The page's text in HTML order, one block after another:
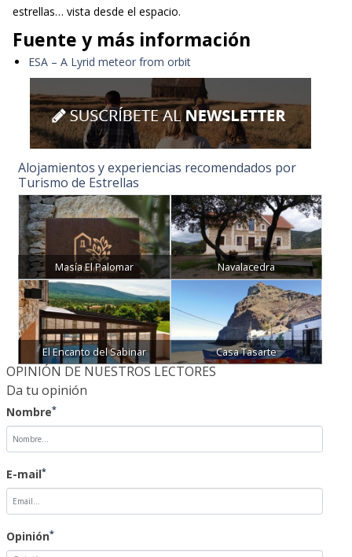
estrellas… vista desde el espacio.
Fuente y más información
ESA – A Lyrid meteor from orbit
Alojamientos y experiencias recomendados por
Turismo de Estrellas
Masía El Palomar Navalacedra
El Encanto del Sabinar Casa Tasarte
OPINIÓN DE NUESTROS LECTORES
Da tu opinión
Nombre*
E-mail*
Opinión*